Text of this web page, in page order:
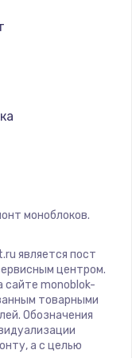
моноблоков.
является пост
центром.
сайте monoblok-
товарными
Обозначения
а с целью